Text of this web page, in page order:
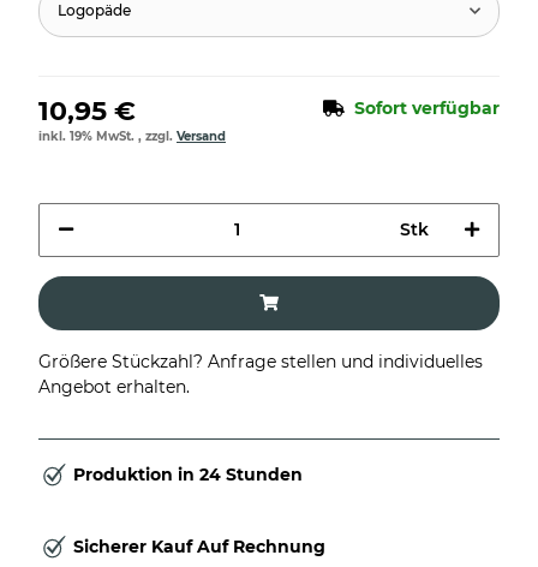
Logopäde
10,95 € Sofort verfügbar
inkl. 19% MwSt. , zzgl. Versand
Stk
Größere Stückzahl? Anfrage stellen und individuelles
Angebot erhalten.
Produktion in 24 Stunden
Sicherer Kauf Auf Rechnung